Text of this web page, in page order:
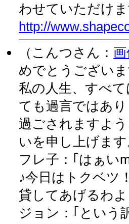
わせていただけ
http://
（こんつさん：
めでとうござい
私の人生、すべ
ても過言ではあ
過ごされますよ
いを申し上げま
フレ子：｢はぁい
♪今日はトクベツ
貸してあげるわ
ジョン：｢という